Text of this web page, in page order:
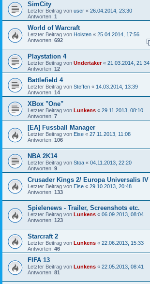
SimCity
Letzter Beitrag von user « 26.04.2014, 23:30
Antworten: 1
World of Warcraft
Letzter Beitrag von Holsten « 25.04.2014, 17:56
Antworten: 692
Playstation 4
Letzter Beitrag von Undertaker« 21.03.2014, 21:34
Antworten: 12
Battlefield 4
Letzter Beitrag von Steffen « 14.03.2014, 13:39
Antworten: 14
XBox "One"
Letzter Beitrag von Lunkens « 29.11.2013, 08:10
Antworten: 7
[EA] Fussball Manager
Letzter Beitrag von Eise « 27.11.2013, 11:08
Antworten: 106
NBA 2K14
Letzter Beitrag von Stoa « 04.11.2013, 22:20
Antworten: 9
Crusader Kings 2/ Europa Universalis IV
Letzter Beitrag von Eise « 29.10.2013, 20:48
Antworten: 133
Spielenews - Trailer, Screenshots etc.
Letzter Beitrag von Lunkens « 06.09.2013, 08:04
Antworten: 123
Starcraft 2
Letzter Beitrag von Lunkens « 22.06.2013, 15:33
Antworten: 46
FIFA 13
Letzter Beitrag von Lunkens « 22.05.2013, 08:41
Antworten: 81